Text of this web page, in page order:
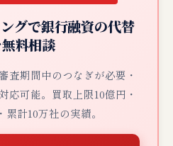
グで銀行融資の代替
料相談
査期間中のつなぎが必要・
応可能。買取上限10億円・
計10万社の実績。